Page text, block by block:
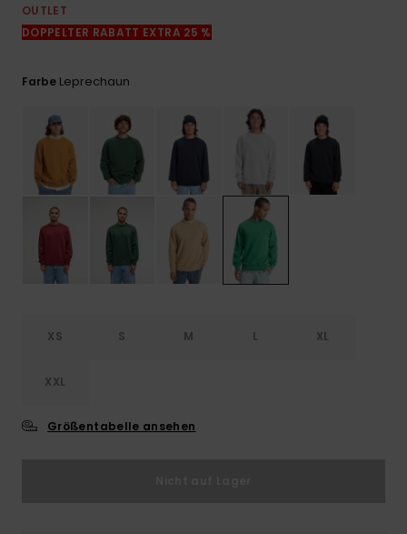
OUTLET
DOPPELTER RABATT EXTRA 25 %
Farbe Leprechaun
XS S M L XL
XXL
Größentabelle ansehen